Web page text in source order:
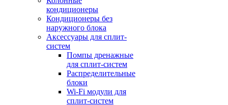
кондиционеры
Кондиционеры без
наружного блока
Аксессуары для сплит-
систем
Помпы дренажные
для сплит-систем
Распределительные
блоки
Wi-Fi модули для
сплит-систем